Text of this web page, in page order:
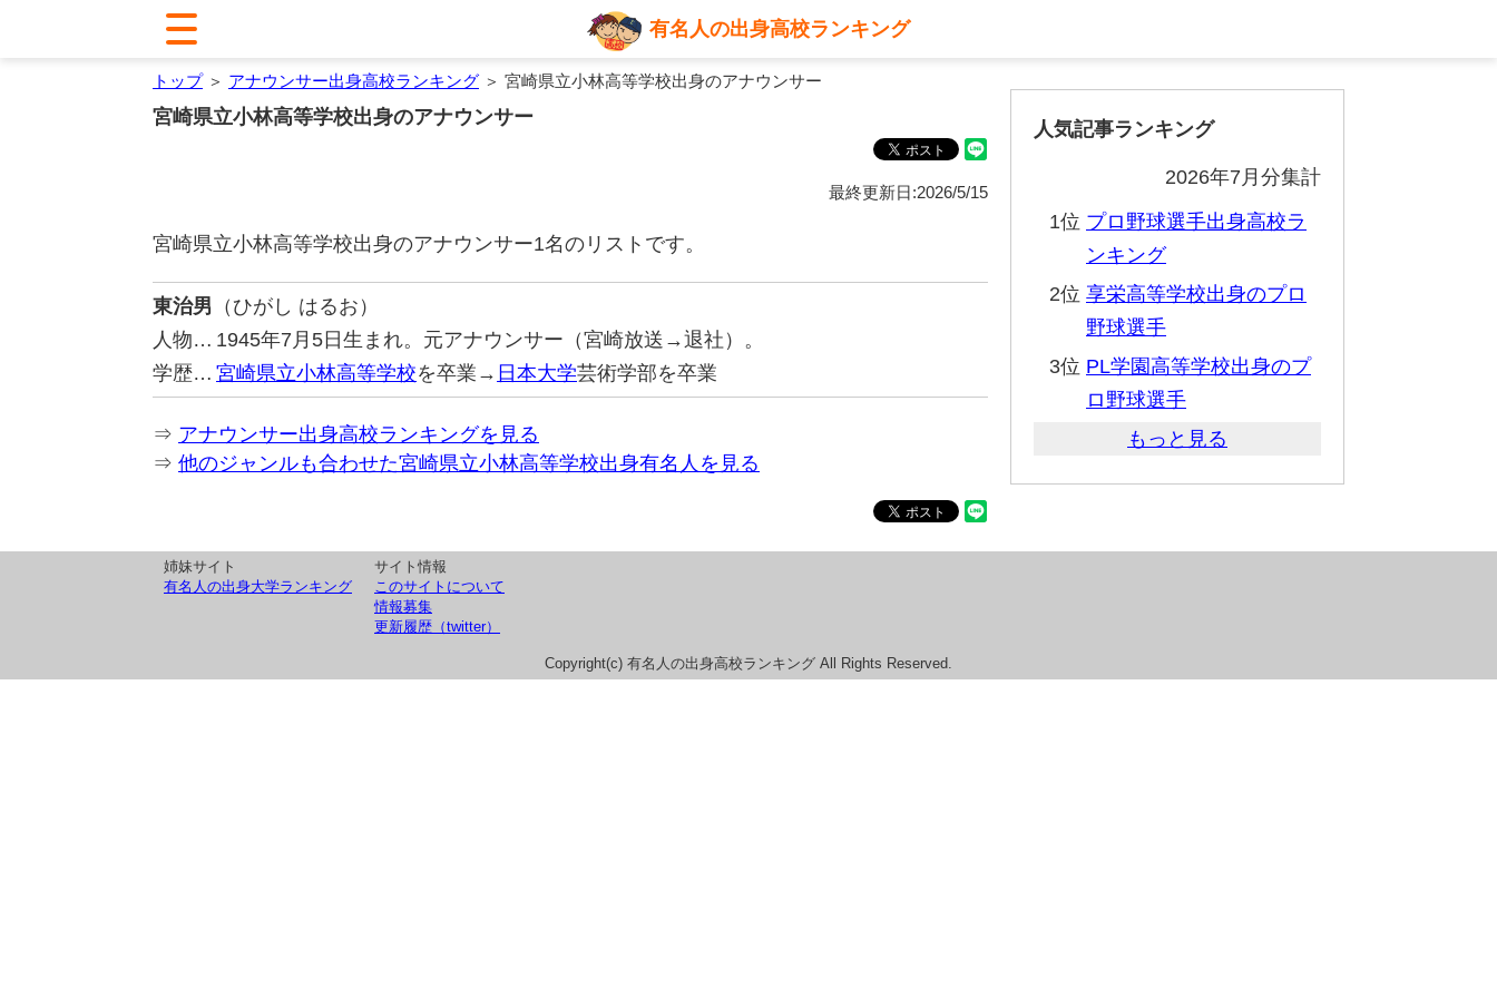
有名人の出身高校ランキング
トップ＞ アナウンサー出身高校ランキング ＞ 宮崎県立小林高等学校出身のアナウンサー
宮崎県立小林高等学校出身のアナウンサー
最終更新日:2026/5/15
宮崎県立小林高等学校出身のアナウンサー1名のリストです。
東治男 （ひがし はるお）
人物… 1945年7月5日生まれ。元アナウンサー（宮崎放送→退社）。
学歴… 宮崎県立小林高等学校を卒業→ 日本大学芸術学部を卒業
⇒ アナウンサー出身高校ランキングを見る
⇒ 他のジャンルも合わせた宮崎県立小林高等学校出身有名人を見る
人気記事ランキング
2026年7月分集計
1位 プロ野球選手出身高校ラ
ンキング
2位 享栄高等学校出身のプロ
野球選手
3位 PL学園高等学校出身のプ
ロ野球選手
もっと見る
姉妹サイト
有名人の出身大学ランキング
サイト情報
このサイトについて
情報募集
更新履歴（twitter）
Copyright(c) 有名人の出身高校ランキング All Rights Reserved.